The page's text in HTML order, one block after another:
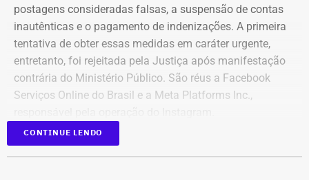
postagens consideradas falsas, a suspensão de contas
inautênticas e o pagamento de indenizações. A primeira
tentativa de obter essas medidas em caráter urgente,
entretanto, foi rejeitada pela Justiça após manifestação
contrária do Ministério Público. São réus a Facebook
Serviços Online do Brasil e a Meta Platforms Inc.,
Os administradores dos perfis não foram incluídos no
CONTINUE LENDO